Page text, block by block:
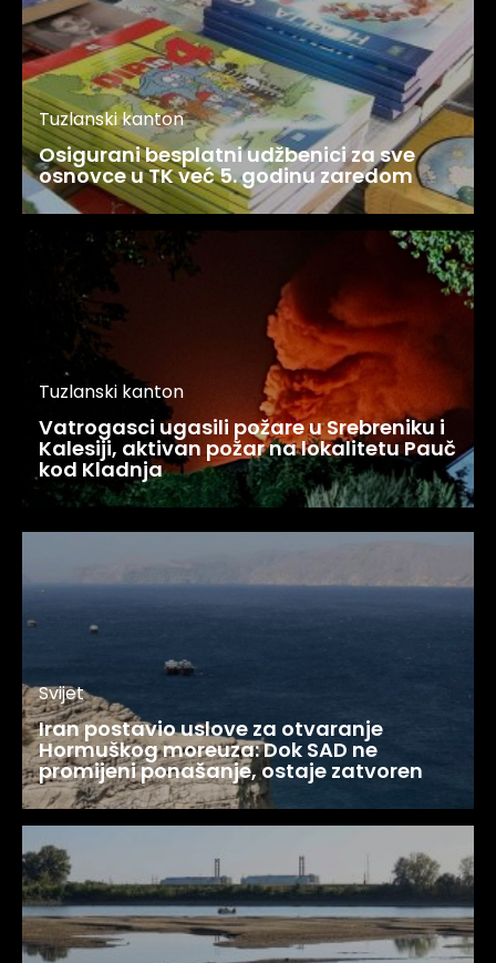
Tuzlanski kanton
Osigurani besplatni udžbenici za sve
osnovce u TK već 5. godinu zaredom
Tuzlanski kanton
Vatrogasci ugasili požare u Srebreniku i
Kalesiji, aktivan požar na lokalitetu Pauč
kod Kladnja
Svijet
Iran postavio uslove za otvaranje
Hormuškog moreuza: Dok SAD ne
promijeni ponašanje, ostaje zatvoren